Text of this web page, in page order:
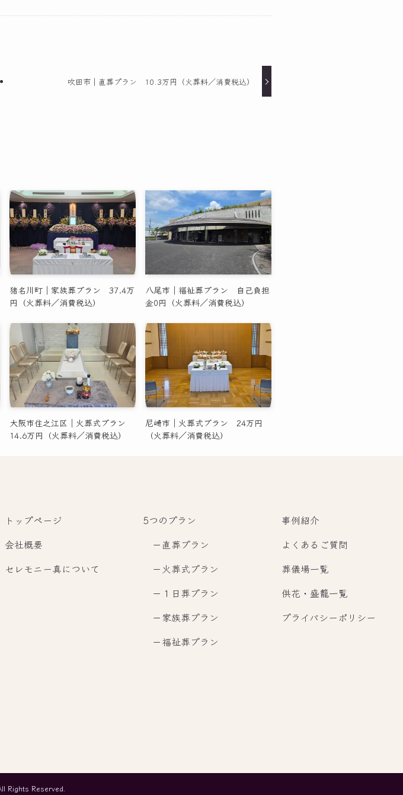
吹田市｜直葬プラン 10.3万円（火葬料／消費税込）
猪名川町｜家族葬プラン 37.4万
円（火葬料／消費税込）
八尾市｜福祉葬プラン 自己負担
金0円（火葬料／消費税込）
大阪市住之江区｜火葬式プラン
14.6万円（火葬料／消費税込）
尼崎市｜火葬式プラン 24万円
（火葬料／消費税込）
トップページ
会社概要
セレモニー真について
5つのプラン
－ 直葬プラン
－ 火葬式プラン
－ １日葬プラン
－家族葬プラン
－福祉葬プラン
事例紹介
よくあるご質問
葬儀場一覧
供花・盛籠一覧
プライバシーポリシー
Rights Reserved.